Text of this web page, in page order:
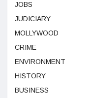
JOBS
JUDICIARY
MOLLYWOOD
CRIME
ENVIRONMENT
HISTORY
BUSINESS